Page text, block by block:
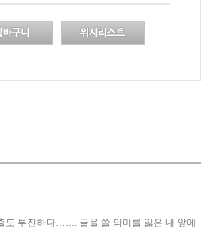
도 부진하다……. 글을 쓸 의미를 잃은 내 앞에